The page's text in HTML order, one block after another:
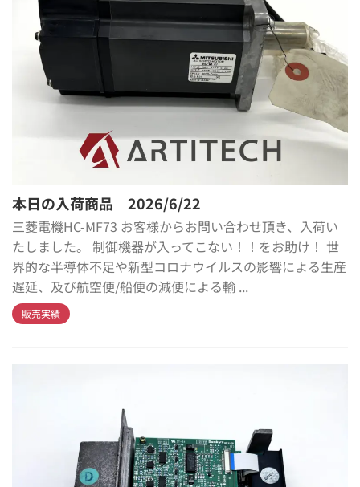
本日の入荷商品 2026/6/22
三菱電機HC-MF73 お客様からお問い合わせ頂き、入荷い
たしました。 制御機器が入ってこない！！をお助け！ 世
界的な半導体不足や新型コロナウイルスの影響による生産
遅延、及び航空便/船便の減便による輸 ...
販売実績